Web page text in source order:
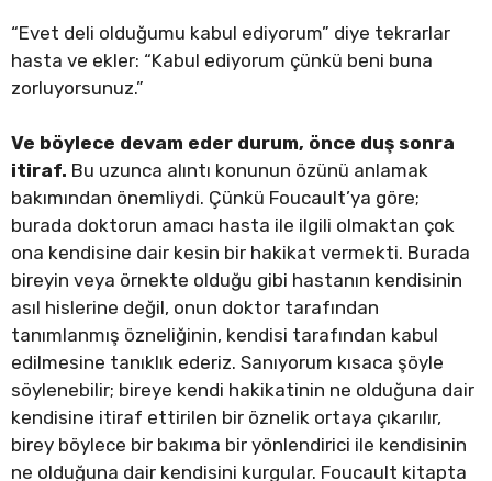
“Evet deli olduğumu kabul ediyorum” diye tekrarlar
hasta ve ekler: “Kabul ediyorum çünkü beni buna
zorluyorsunuz.”
Ve böylece devam eder durum, önce duş sonra
itiraf. Bu uzunca alıntı konunun özünü anlamak
bakımından önemliydi. Çünkü Foucault’ya göre;
burada doktorun amacı hasta ile ilgili olmaktan çok
ona kendisine dair kesin bir hakikat vermekti. Burada
bireyin veya örnekte olduğu gibi hastanın kendisinin
asıl hislerine değil, onun doktor tarafından
tanımlanmış özneliğinin, kendisi tarafından kabul
edilmesine tanıklık ederiz. Sanıyorum kısaca şöyle
söylenebilir; bireye kendi hakikatinin ne olduğuna dair
kendisine itiraf ettirilen bir öznelik ortaya çıkarılır,
birey böylece bir bakıma bir yönlendirici ile kendisinin
ne olduğuna dair kendisini kurgular. Foucault kitapta